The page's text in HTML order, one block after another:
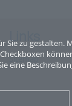
Sie zu
eine
Links
Sitemap